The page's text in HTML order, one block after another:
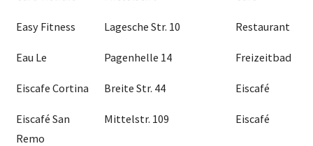
Easy Fitness Lagesche Str. 10 Restaurant
Eau Le Pagenhelle 14 Freizeitbad
Eiscafe Cortina Breite Str. 44 Eiscafé
Eiscafé San
Remo
Mittelstr. 109 Eiscafé